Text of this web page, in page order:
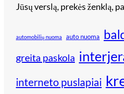
Jūsų verslą, prekės ženklą,
automobilių nuoma auto nuoma
greita paskola
interneto puslapiai